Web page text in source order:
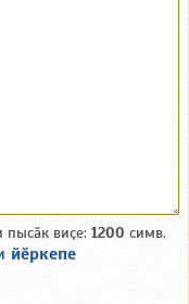
пысӑк виҫе: 1200 симв.
йӗркепе